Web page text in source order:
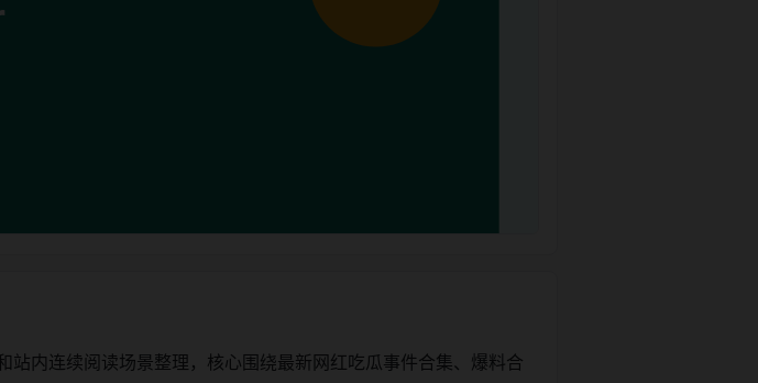
内连续阅读场景整理，核心围绕最新网红吃瓜事件合集、爆料合